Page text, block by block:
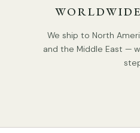
Specificaties
We ship to North
and the Middle East —